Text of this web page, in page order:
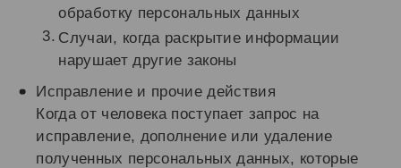
обработку персональных данных
Случаи, когда раскрытие информации
нарушает другие законы
Исправление и прочие действия
Когда от человека поступает запрос на
исправление, дополнение или удаление
полученных персональных данных, которые